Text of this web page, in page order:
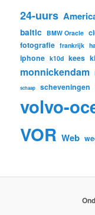
24-uurs
baltic BMW Oracle
fotografie frankrijk
iphone k10d kees
monnickendam
schaap scheveningen
volvo-
VOR Web